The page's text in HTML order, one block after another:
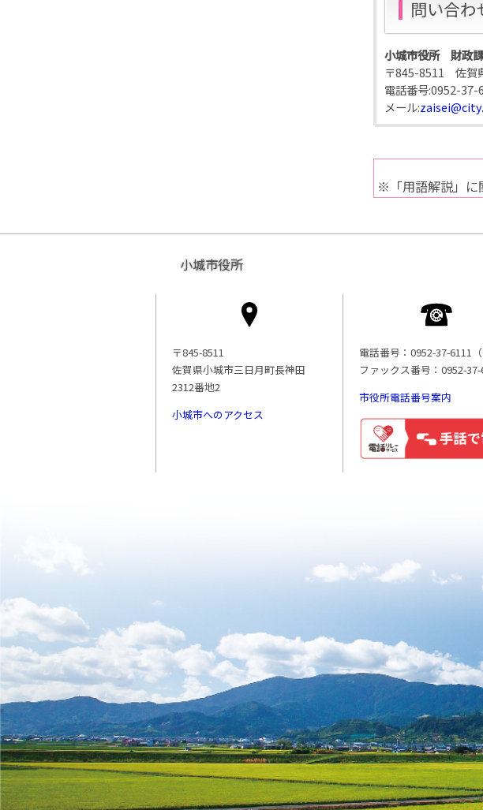
問い合わ
小城市役所 財政
〒845-8511 佐賀
電話番号:0952-37-
メール:
※「用語解説」に
小城市役所
〒845-8511
佐賀県小城市三日月町長神田
2312番地2
小城市へのアクセス
電話番号：0952-37-6111（
ファックス番号：0952-37-
市役所電話番号案内